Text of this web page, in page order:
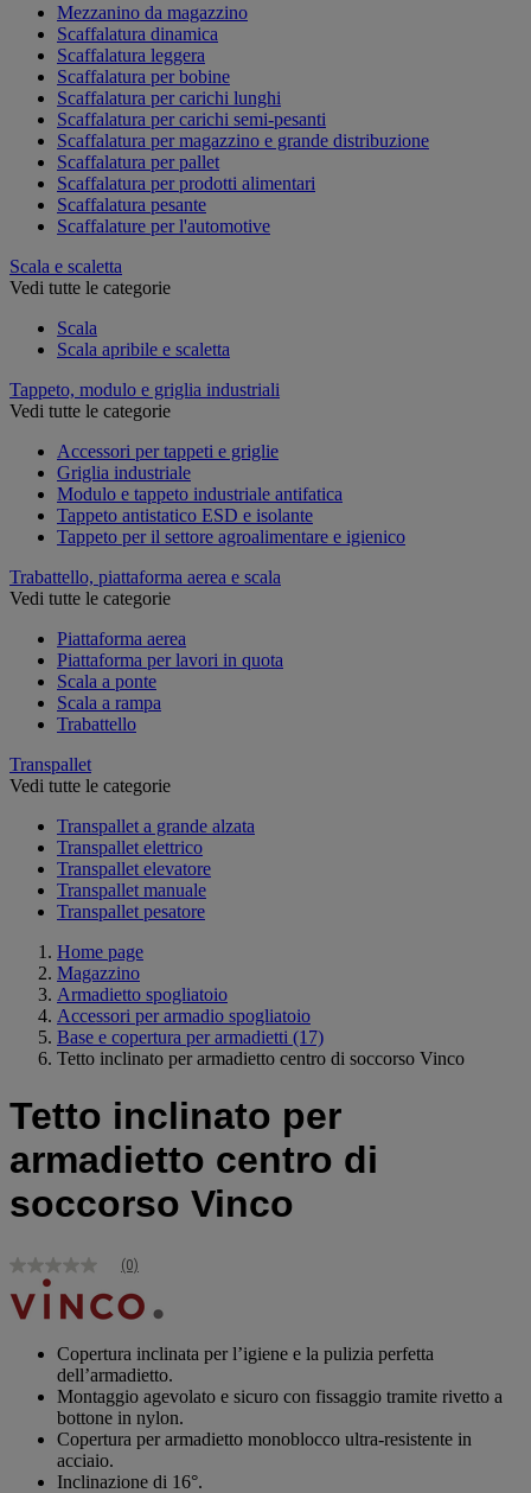
Mezzanino da magazzino
Scaffalatura dinamica
Scaffalatura leggera
Scaffalatura per bobine
Scaffalatura per carichi lunghi
Scaffalatura per carichi semi-pesanti
Scaffalatura per magazzino e grande distribuzione
Scaffalatura per pallet
Scaffalatura per prodotti alimentari
Scaffalatura pesante
Scaffalature per l'automotive
Scala e scaletta
Vedi tutte le categorie
Scala
Scala apribile e scaletta
Tappeto, modulo e griglia industriali
Vedi tutte le categorie
Accessori per tappeti e griglie
Griglia industriale
Modulo e tappeto industriale antifatica
Tappeto antistatico ESD e isolante
Tappeto per il settore agroalimentare e igienico
Trabattello, piattaforma aerea e scala
Vedi tutte le categorie
Piattaforma aerea
Piattaforma per lavori in quota
Scala a ponte
Scala a rampa
Trabattello
Transpallet
Vedi tutte le categorie
Transpallet a grande alzata
Transpallet elettrico
Transpallet elevatore
Transpallet manuale
Transpallet pesatore
Home page
Magazzino
Armadietto spogliatoio
Accessori per armadio spogliatoio
Base e copertura per armadietti (17)
Tetto inclinato per armadietto centro di soccorso Vinco
Tetto inclinato per
armadietto centro di
soccorso Vinco
Nessuna
valutazione
Stesso
pagina.
(0)
Copertura inclinata per l’igiene e la pulizia perfetta
dell’armadietto.
Montaggio agevolato e sicuro con fissaggio tramite rivetto a
bottone in nylon.
Copertura per armadietto monoblocco ultra-resistente in
acciaio.
Inclinazione di 16°.